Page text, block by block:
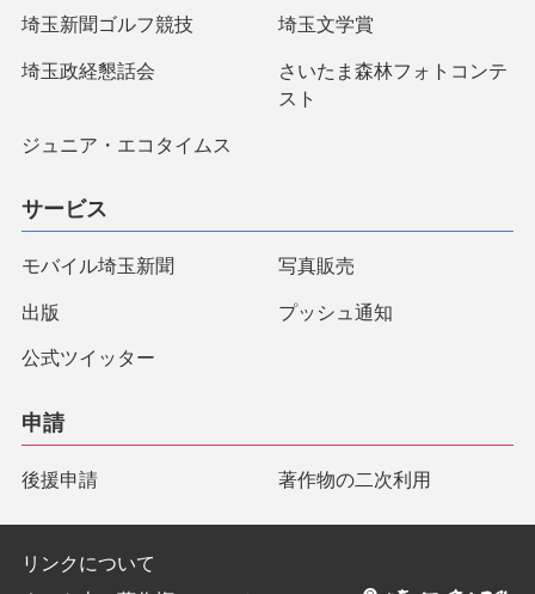
埼玉新聞ゴルフ競技 埼玉文学賞
埼玉政経懇話会
さいたま森林フォトコンテ
スト
ジュニア・エコタイムス
サービス
モバイル埼玉新聞 写真販売
出版 プッシュ通知
公式ツイッター
申請
後援申請 著作物の二次利用
リンクについて